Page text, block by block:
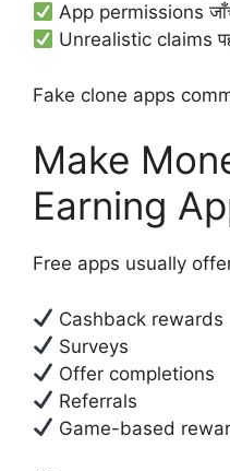
App permissions
Unrealistic claims
Fake clone apps
Make
Earning
Free apps usually
Cashback rewards
Surveys
Offer completions
Referrals
Game-based